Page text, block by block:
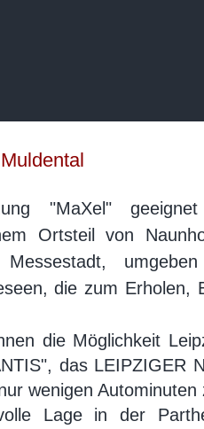
"MaXel"
Ortsteil von
die zum Erholen,
die Möglichkeit
das LEIPZIGER
wenigen Autominuten
Lage in der